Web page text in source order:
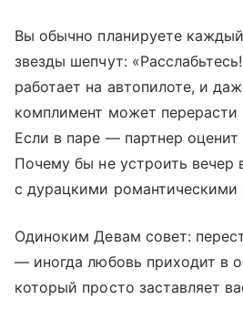
Вы обычно планируете
звезды шепчут:
работает на автопилоте, и
комплимент может перерасти
Если в паре — партнер оценит
Почему бы не устроить вечер
с дурацкими
Одиноким Девам совет:
— иногда любовь приходит в
который просто заставляет